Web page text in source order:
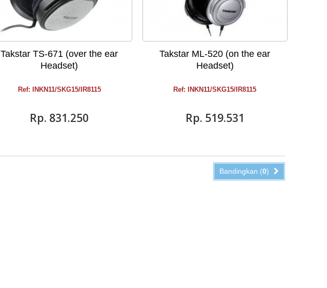
Takstar TS-671 (over the ear
Headset)
Ref: INKN11/SKG15/IR8115
Rp‎. 831.250
Takstar ML-520 (on the ear
Headset)
Ref: INKN11/SKG15/IR8115
Rp‎. 519.531
Bandingkan (0)